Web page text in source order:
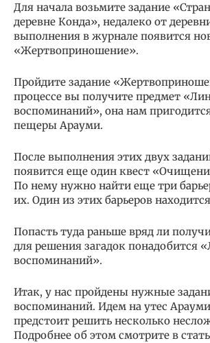
Для начала возьмите задание
деревне Конда», недалеко от
выполнения в журнале появится
«Жертвоприношение».
Пройдите задание
процессе вы получите предмет
воспоминаний», она нам
пещеры Арауми.
После выполнения этих двух
появится еще один квест
По нему нужно найти еще три
их. Один из этих барьеров
Попасть туда раньше вряд ли
для решения загадок понадобится
воспоминаний».
Итак, у нас пройдены нужные
воспоминаний. Идем на утес
предстоит решить несколько
Подробнее об этом смотрите в